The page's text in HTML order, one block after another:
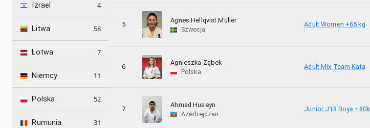
Izrael 4
Litwa 58
Łotwa 7
Niemcy 11
Polska 52
Rumunia 31
5
Agnes Hellqvist Müller
Szwecja
Adult Women +65 kg
6
Agnieszka Ząbek
Polska
Adult Mix Team-Kata
7
Ahmad Huseyn
Azerbejdżan
Junior J18 Boys